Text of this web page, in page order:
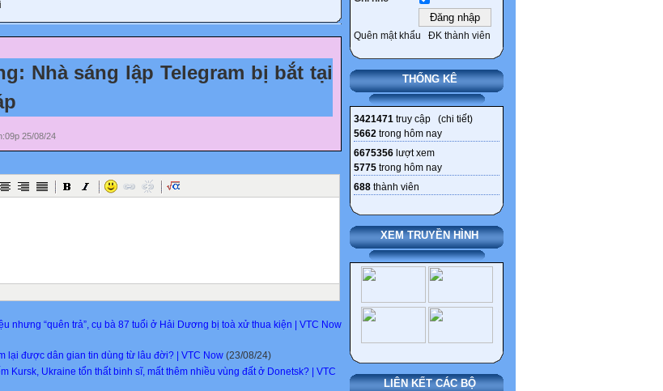
Quên mật khẩu ĐK thành viên
THỐNG KÊ
3421471 truy cập (chi tiết)
5662 trong hôm nay
6675356 lượt xem
5775 trong hôm nay
688 thành viên
XEM TRUYỀN HÌNH
LIÊN KẾT CÁC BỘ
Nhà sáng lập Telegram bị bắt tại
25/08/24
nhưng “quên trả”, cụ bà 87 tuổi ở Hải Dương bị toà xử thua kiện | VTC Now
lại được dân gian tin dùng từ lâu đời? | VTC Now (23/08/24)
Kursk, Ukraine tổn thất binh sĩ, mất thêm nhiều vùng đất ở Donetsk? | VTC